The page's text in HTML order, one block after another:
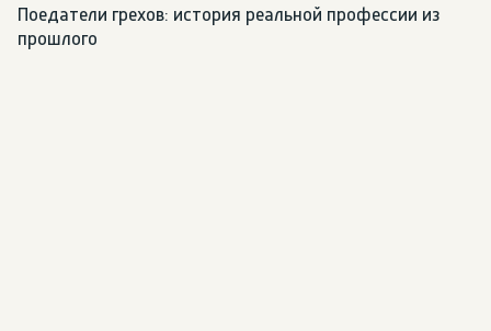
Поедатели грехов: история реальной профессии из
прошлого